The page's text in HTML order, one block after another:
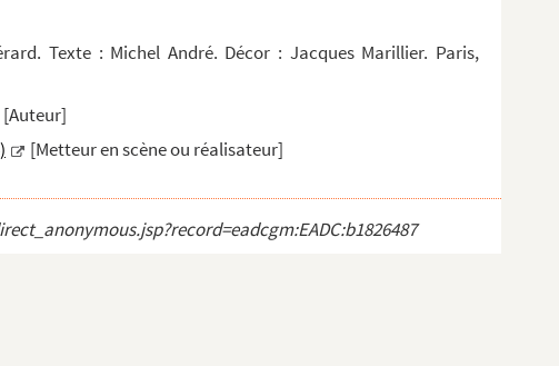
Texte : Michel André. Décor : Jacques Marillier. Paris,
[Auteur]
[Metteur en scène ou réalisateur]